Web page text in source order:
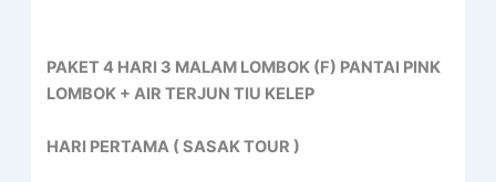
PAKET 4 HARI 3 MALAM LOMBOK (F) PANTAI PINK
LOMBOK + AIR TERJUN TIU KELEP
HARI PERTAMA ( SASAK TOUR )